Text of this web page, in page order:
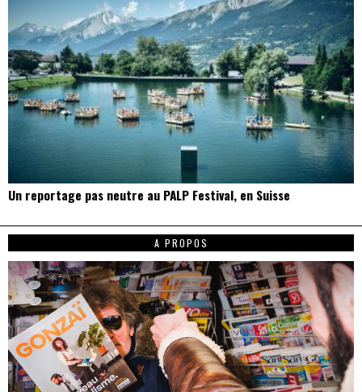
Un reportage pas neutre au PALP Festival, en Suisse
A PROPOS